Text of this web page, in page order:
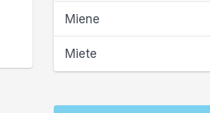
Miene
Miete